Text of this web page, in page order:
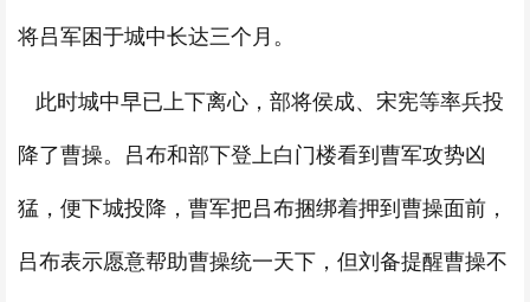
将吕军困于城中长达三个月。
此时城中早已上下离心，部将侯成、宋宪等率兵投
降了曹操。吕布和部下登上白门楼看到曹军攻势凶
猛，便下城投降，曹军把吕布捆绑着押到曹操面前，
吕布表示愿意帮助曹操统一天下，但刘备提醒曹操不